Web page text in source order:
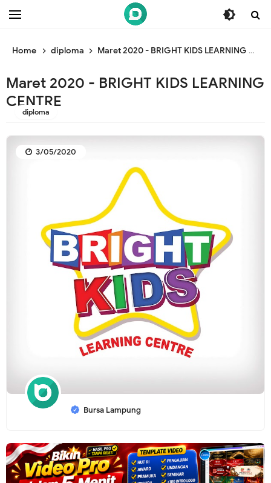
/* ganti br end */
Home diploma Maret 2020 - BRIGHT KIDS LEARNING CENTRE
Maret 2020 - BRIGHT KIDS LEARNING
CENTRE
diploma
Bursa Lampung
3/05/2020